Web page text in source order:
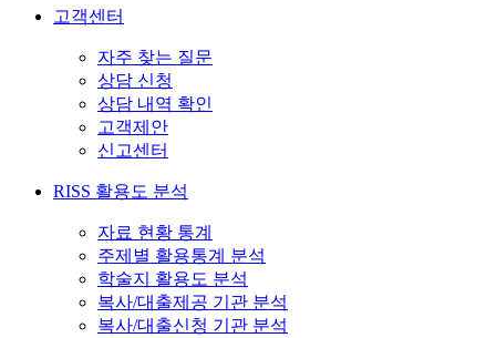
고객센터
자주 찾는 질문
상담 신청
상담 내역 확인
고객제안
신고센터
RISS 활용도 분석
자료 현황 통계
주제별 활용통계 분석
학술지 활용도 분석
복사/대출제공 기관 분석
복사/대출신청 기관 분석